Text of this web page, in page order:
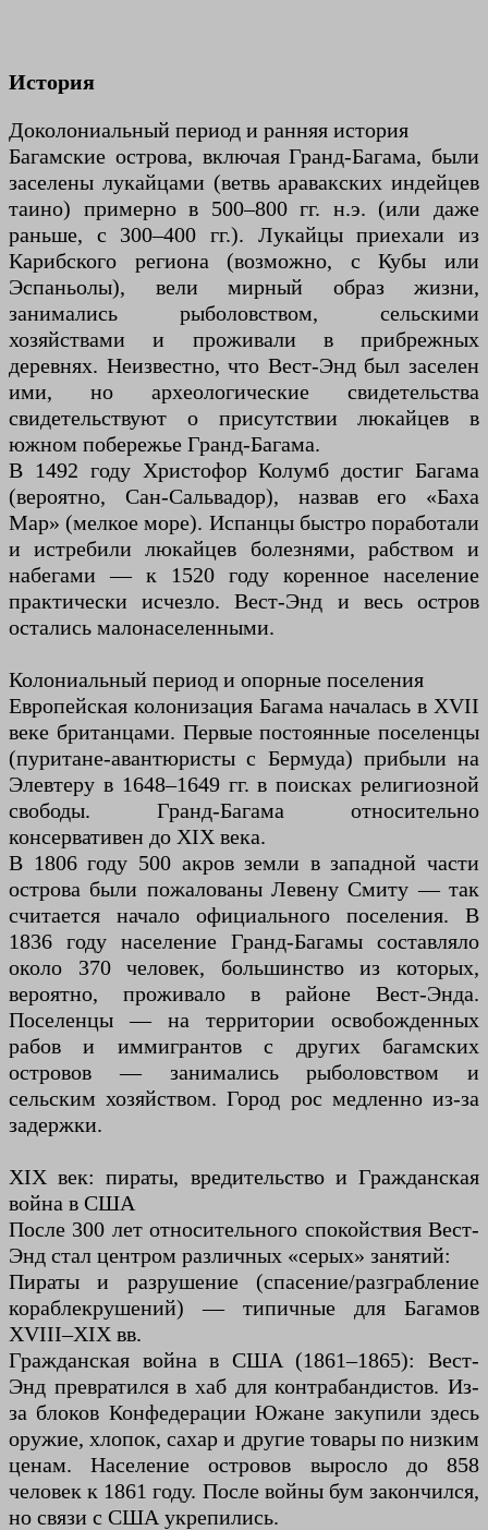
История
Доколониальный период и ранняя история
Багамские острова, включая Гранд-Багама, были
заселены лукайцами (ветвь аравакских индейцев
таино) примерно в 500–800 гг. н.э. (или даже
раньше, с 300–400 гг.). Лукайцы приехали из
Карибского региона (возможно, с Кубы или
Эспаньолы), вели мирный образ жизни,
занимались рыболовством, сельскими
хозяйствами и проживали в прибрежных
деревнях. Неизвестно, что Вест-Энд был заселен
ими, но археологические свидетельства
свидетельствуют о присутствии люкайцев в
южном побережье Гранд-Багама.
В 1492 году Христофор Колумб достиг Багама
(вероятно, Сан-Сальвадор), назвав его «Баха
Мар» (мелкое море). Испанцы быстро поработали
и истребили люкайцев болезнями, рабством и
набегами — к 1520 году коренное население
практически исчезло. Вест-Энд и весь остров
остались малонаселенными.
Колониальный период и опорные поселения
Европейская колонизация Багама началась в XVII
веке британцами. Первые постоянные поселенцы
(пуритане-авантюристы с Бермуда) прибыли на
Элевтеру в 1648–1649 гг. в поисках религиозной
свободы. Гранд-Багама относительно
консервативен до XIX века.
В 1806 году 500 акров земли в западной части
острова были пожалованы Левену Смиту — так
считается начало официального поселения. В
1836 году население Гранд-Багамы составляло
около 370 человек, большинство из которых,
вероятно, проживало в районе Вест-Энда.
Поселенцы — на территории освобожденных
рабов и иммигрантов с других багамских
островов — занимались рыболовством и
сельским хозяйством. Город рос медленно из-за
задержки.
XIX век: пираты, вредительство и Гражданская
война в США
После 300 лет относительного спокойствия Вест-
Энд стал центром различных «серых» занятий:
Пираты и разрушение (спасение/разграбление
кораблекрушений) — типичные для Багамов
XVIII–XIX вв.
Гражданская война в США (1861–1865): Вест-
Энд превратился в хаб для контрабандистов. Из-
за блоков Конфедерации Южане закупили здесь
оружие, хлопок, сахар и другие товары по низким
ценам. Население островов выросло до 858
человек к 1861 году. После войны бум закончился,
но связи с США укрепились.